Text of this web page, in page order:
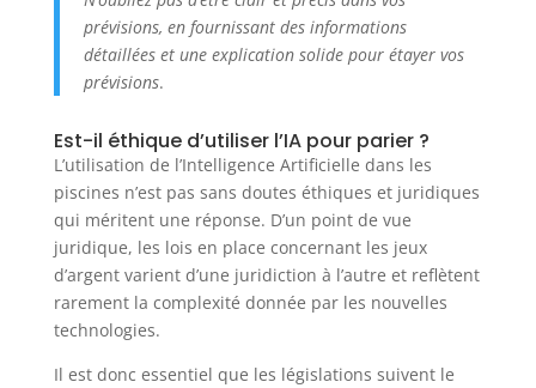
prévisions, en fournissant des informations
détaillées et une explication solide pour étayer vos
prévisions.
Est-il éthique d’utiliser l’IA pour parier ?
L’utilisation de l’Intelligence Artificielle dans les
piscines n’est pas sans doutes éthiques et juridiques
qui méritent une réponse. D’un point de vue
juridique, les lois en place concernant les jeux
d’argent varient d’une juridiction à l’autre et reflètent
rarement la complexité donnée par les nouvelles
technologies.
Il est donc essentiel que les législations suivent le